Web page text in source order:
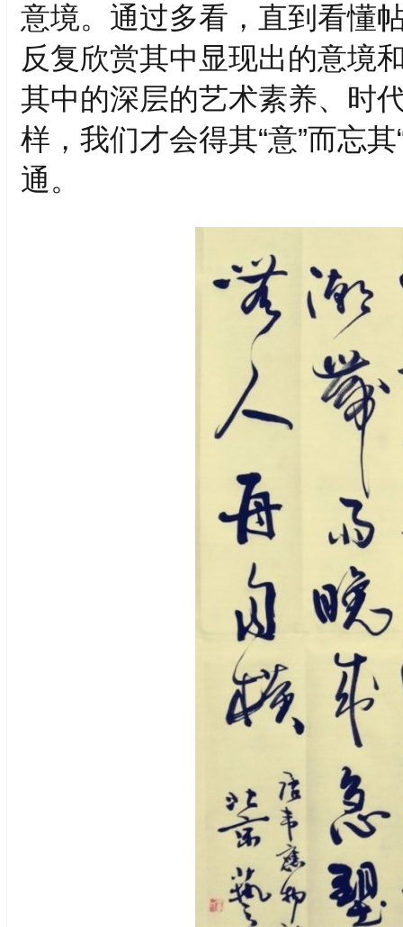
意境。通过多看，直到看懂
反复欣赏其中显现出的意境
其中的深层的艺术素养、时
样，我们才会得其“意”而忘
通。